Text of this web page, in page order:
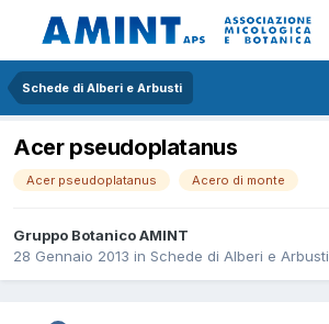
Schede di Alberi e Arbusti
Acer pseudoplatanus
Acer pseudoplatanus Acero di monte
Gruppo Botanico AMINT
28 Gennaio 2013 in Schede di Alberi e Arbusti